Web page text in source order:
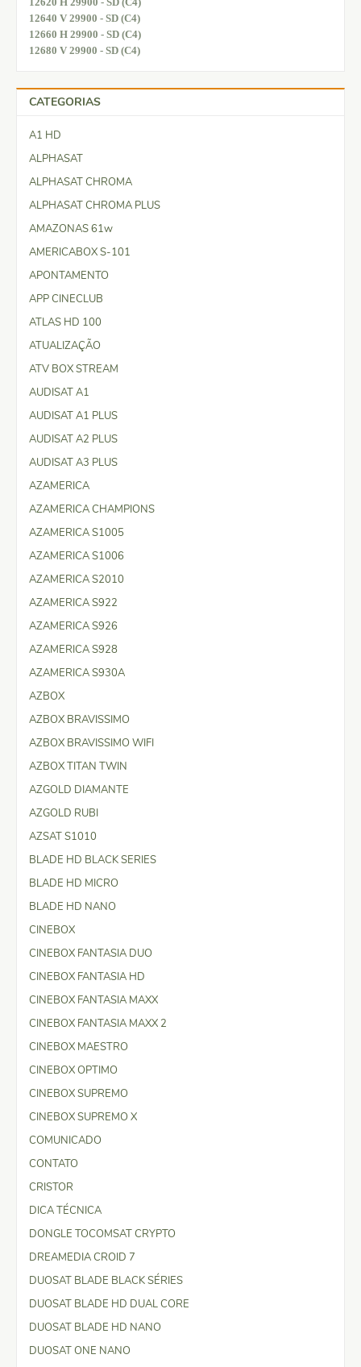
12640 V 29900 - SD (C4)
12660 H 29900 - SD (C4)
12680 V 29900 - SD (C4)
CATEGORIAS
A1 HD
ALPHASAT
ALPHASAT CHROMA
ALPHASAT CHROMA PLUS
AMAZONAS 61w
AMERICABOX S-101
APONTAMENTO
APP CINECLUB
ATLAS HD 100
ATUALIZAÇÃO
ATV BOX STREAM
AUDISAT A1
AUDISAT A1 PLUS
AUDISAT A2 PLUS
AUDISAT A3 PLUS
AZAMERICA
AZAMERICA CHAMPIONS
AZAMERICA S1005
AZAMERICA S1006
AZAMERICA S2010
AZAMERICA S922
AZAMERICA S926
AZAMERICA S928
AZAMERICA S930A
AZBOX
AZBOX BRAVISSIMO
AZBOX BRAVISSIMO WIFI
AZBOX TITAN TWIN
AZGOLD DIAMANTE
AZGOLD RUBI
AZSAT S1010
BLADE HD BLACK SERIES
BLADE HD MICRO
BLADE HD NANO
CINEBOX
CINEBOX FANTASIA DUO
CINEBOX FANTASIA HD
CINEBOX FANTASIA MAXX
CINEBOX FANTASIA MAXX 2
CINEBOX MAESTRO
CINEBOX OPTIMO
CINEBOX SUPREMO
CINEBOX SUPREMO X
COMUNICADO
CONTATO
CRISTOR
DICA TÉCNICA
DONGLE TOCOMSAT CRYPTO
DREAMEDIA CROID 7
DUOSAT BLADE BLACK SÉRIES
DUOSAT BLADE HD DUAL CORE
DUOSAT BLADE HD NANO
DUOSAT ONE NANO